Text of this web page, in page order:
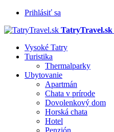
Prihlásiť sa
TatryTravel.sk
Vysoké Tatry
Turistika
Thermalparky
Ubytovanie
Apartmán
Chata v prírode
Dovolenkový dom
Horská chata
Hotel
Penzión